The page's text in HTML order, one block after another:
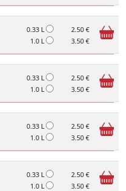
0.33 L
2.50 €
1.0 L
3.50 €
0.33 L
2.50 €
1.0 L
3.50 €
0.33 L
2.50 €
1.0 L
3.50 €
0.33 L
2.50 €
1.0 L
3.50 €